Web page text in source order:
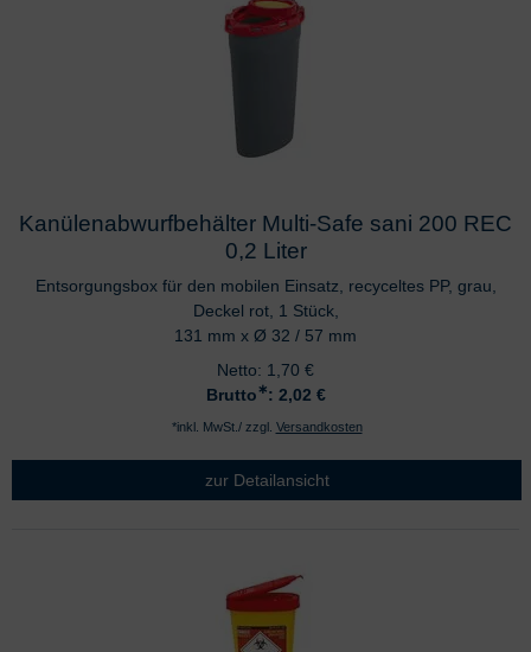
Kanülenabwurfbehälter Multi-Safe sani 200 REC
0,2 Liter
Entsorgungsbox für den mobilen Einsatz, recyceltes PP, grau,
Deckel rot, 1 Stück,
131 mm x Ø 32 / 57 mm
Netto: 1,70 €
Brutto∗: 2,02 €
*inkl. MwSt./ zzgl. Versandkosten
zur Detailansicht